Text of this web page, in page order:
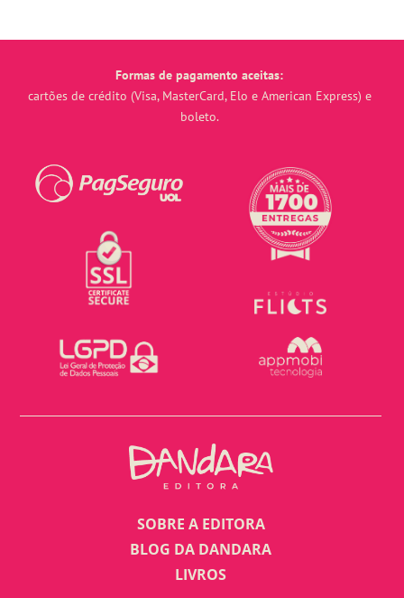
Formas de pagamento aceitas:
cartões de crédito (Visa, MasterCard, Elo e American Express) e
boleto.
SOBRE A EDITORA
BLOG DA DANDARA
LIVROS